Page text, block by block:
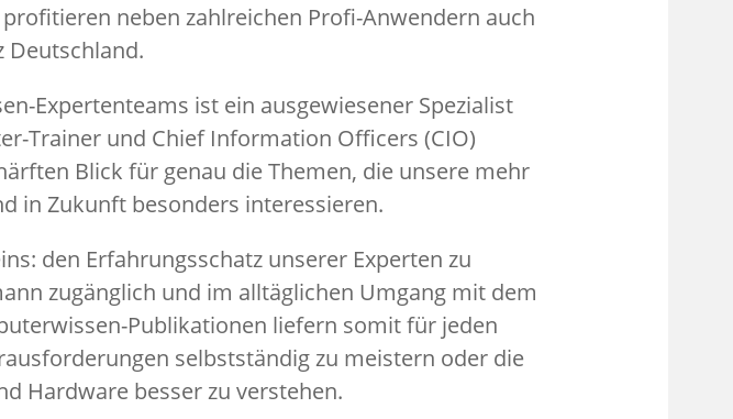
neben zahlreichen Profi-Anwendern auch
Deutschland.
Expertenteams ist ein ausgewiesener Spezialist
Trainer und Chief Information Officers (CIO)
Blick für genau die Themen, die unsere mehr
in Zukunft besonders interessieren.
den Erfahrungsschatz unserer Experten zu
zugänglich und im alltäglichen Umgang mit dem
Publikationen liefern somit für jeden
selbstständig zu meistern oder die
Hardware besser zu verstehen.